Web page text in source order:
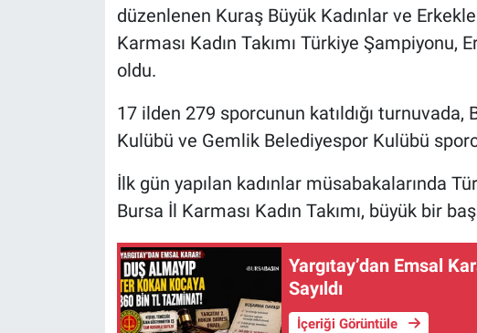
düzenlenen Kuraş Büyük Kadınlar ve
Karması Kadın Takımı Türkiye Şampiyonu,
oldu.
17 ilden 279 sporcunun katıldığı turnuvada,
Kulübü ve Gemlik Belediyespor Kulübü
İlk gün yapılan kadınlar müsabakalarında
Bursa İl Karması Kadın Takımı, büyük bir
Yargıtay’dan Emsal
Sayıldı
İçeriği Görüntüle
Nöbetçi Eczaneler